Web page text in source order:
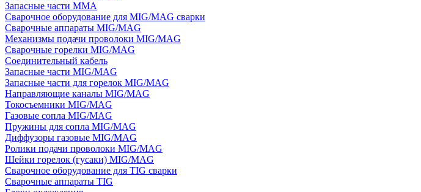
Запасные части MMA
Сварочное оборудование для MIG/MAG сварки
Сварочные аппараты MIG/MAG
Механизмы подачи проволоки MIG/MAG
Сварочные горелки MIG/MAG
Соединительный кабель
Запасные части MIG/MAG
Запасные части для горелок MIG/MAG
Направляющие каналы MIG/MAG
Токосъемники MIG/MAG
Газовые сопла MIG/MAG
Пружины для сопла MIG/MAG
Диффузоры газовые MIG/MAG
Ролики подачи проволоки MIG/MAG
Шейки горелок (гусаки) MIG/MAG
Сварочное оборудование для TIG сварки
Сварочные аппараты TIG